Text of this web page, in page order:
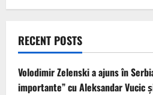
RECENT POSTS
Volodimir Zelenski a ajuns în
importante” cu Aleksandar Vucic